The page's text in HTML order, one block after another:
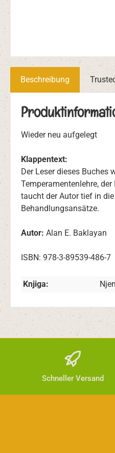
Beschreibung
Wieder neu aufgelegt
Klappentext:
Der Leser dieses Buches
Temperamentenlehre,
taucht der Autor tief in
Behandlungsansätze.
Autor: Alan E. Baklayan
ISBN: 978-3-89539-486-7
Knjiga:
Schneller Versand